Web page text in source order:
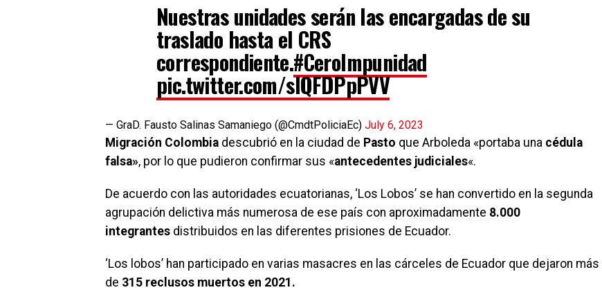
Nuestras unidades serán las encargadas de su
traslado hasta el CRS
correspondiente.#CeroImpunidad
pic.twitter.com/slQFDPpPVV
— GraD. Fausto Salinas Samaniego (@CmdtPoliciaEc) July 6, 2023
Migración Colombia descubrió en la ciudad de Pasto que Arboleda «portaba una cédula
falsa», por lo que pudieron confirmar sus «antecedentes judiciales«.
De acuerdo con las autoridades ecuatorianas, ‘Los Lobos’ se han convertido en la segunda
agrupación delictiva más numerosa de ese país con aproximadamente 8.000
integrantes distribuidos en las diferentes prisiones de Ecuador.
‘Los lobos’ han participado en varias masacres en las cárceles de Ecuador que dejaron más
de 315 reclusos muertos en 2021.